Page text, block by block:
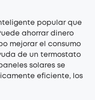
popular que
ahorrar dinero
mejorar el consumo
de un termostato
solares se
eficiente, los